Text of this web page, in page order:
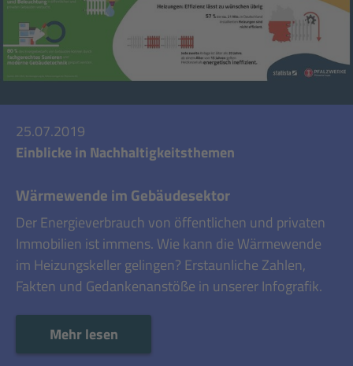
25.07.2019
Einblicke in Nachhaltigkeitsthemen
Wärmewende im Gebäudesektor
Der Energieverbrauch von öffentlichen und privaten
Immobilien ist immens. Wie kann die Wärmewende
im Heizungskeller gelingen? Erstaunliche Zahlen,
Fakten und Gedankenanstöße in unserer Infografik.
Mehr lesen